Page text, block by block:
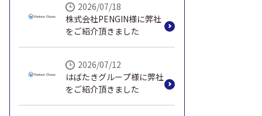
2026/07/18
株式会社PENGIN様に弊社
をご紹介頂きました
2026/07/12
はばたきグループ様に弊社
をご紹介頂きました